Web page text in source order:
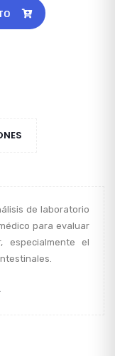
de laboratorio
para evaluar
especialmente el